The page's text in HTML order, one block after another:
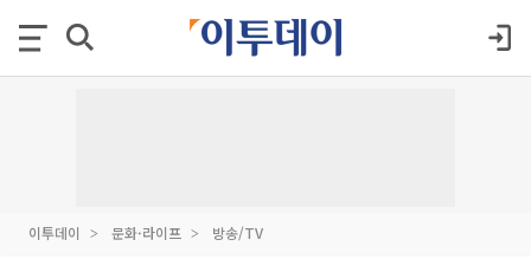
이투데이 문화·라이프 방송/TV